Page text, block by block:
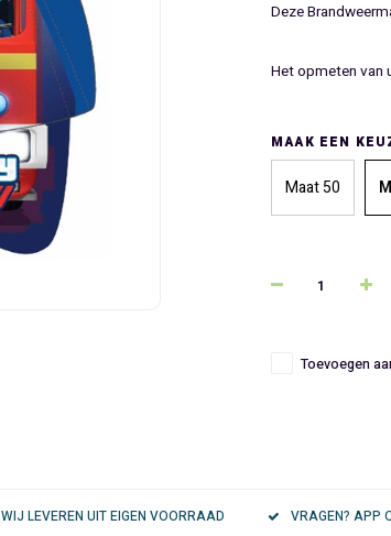
Deze
Het opmeten van
MAAK EEN
Maat 50
Toevoegen
WIJ LEVEREN UIT EIGEN VOORRAAD VRAGEN? APP